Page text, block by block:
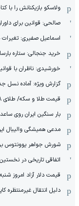
ولاسکو بازیکنانش را با
صالحی: قوانین برای
اسماعیل صفیری: تغیرات
خرید جنجالی: ستاره
خورشیدی: ناظران با
گزارش ویژه‌: آماده نسل
قیمت طلا و سکه/ طلای ۱۸ عیار از ۱۹ میلیون گذشت
بار سنگین ایران روی
مدعی همیشگی والیبال
شورش جواهر یوونتوس
اتفاقی تاریخی در نخستین شب
قیمت دلار آزاد امروز شنبه ۱۷ مرداد ۱۴۰۵
دلیل انتقال غیرمنتظره